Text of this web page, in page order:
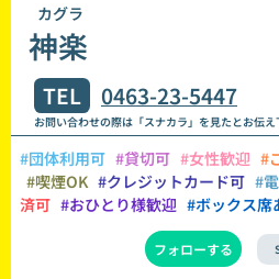
カグラ
神楽
TEL 0463-23-5447
お問い合わせの際は「スナカラ」を見たとお伝え
#団体利用可 #貸切可 #女性歓迎 #
#喫煙OK #クレジットカード可 #
済可 #おひとり様歓迎 #ボックス席
フォローする